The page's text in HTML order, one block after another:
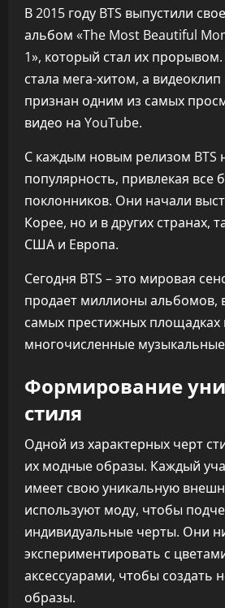
В 2015 году BTS выпустили
альбом «The Most Beautiful
1», который стал их
стала мега-хитом, а
признан одним из самых
видео на YouTube.
С каждым новым релизом BTS
популярность, привлекая
поклонников. Они начали
Корее, но и в других странах,
США и Европа.
Сегодня BTS – это мировая
продает миллионы альбомов,
самых престижных площадках
многочисленные
Формирование
стиля
Одной из характерных черт
их модные образы. Каждый
имеет свою уникальную
используют моду, чтобы
индивидуальные черты. Они
экспериментировать с
аксессуарами, чтобы создать
образы.